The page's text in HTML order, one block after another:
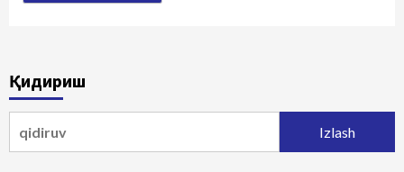
Қидириш